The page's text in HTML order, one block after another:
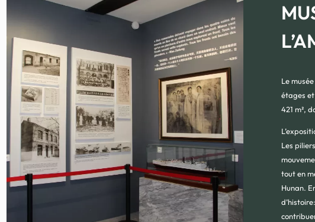
Le
étages et
421 m²,
Les
tout en
Hunan.